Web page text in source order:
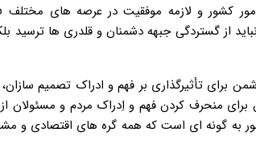
کشور و لازمه موفقیت در عرصه های مختلف
از گستردگی جبهه دشمنان و قلدری ها ترسید
برای تأثیرگذاری بر فهم و ادراک تصمیم
منحرف کردن فهم و اِدراک مردم و مسئولان
به گونه ای است که همه گره های اقتصادی و